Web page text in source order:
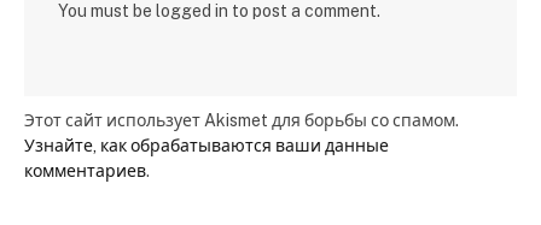
You must be logged in to post a comment.
Этот сайт использует Akismet для борьбы со спамом.
Узнайте, как обрабатываются ваши данные
комментариев.